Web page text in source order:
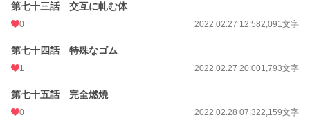
第七十三話 交互に軋む体
0 2022.02.27 12:582,091文字
第七十四話 特殊なゴム
1 2022.02.27 20:001,793文字
第七十五話 完全燃焼
0 2022.02.28 07:322,159文字